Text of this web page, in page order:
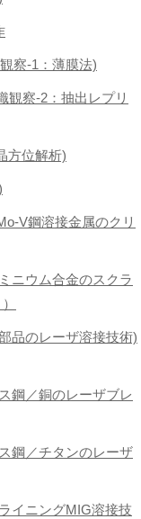
察-1：薄膜法)
観察-2：抽出レプリ
方位解析)
V鋼溶接金属のクリ
ニウム合金のスクラ
品のレーザ溶接技術)
鋼／銅のレーザブレ
鋼／チタンのレーザ
イニングMIG溶接技